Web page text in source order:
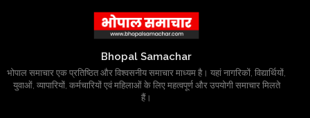
Bhopal Samachar
भोपाल समाचार एक प्रतिष्ठित और विश्वसनीय समाचार माध्यम है। यहां नागरिकों, विद्यार्थियों,
युवाओं, व्यापारियों, कर्मचारियों एवं महिलाओं के लिए महत्वपूर्ण और उपयोगी समाचार मिलते
हैं।